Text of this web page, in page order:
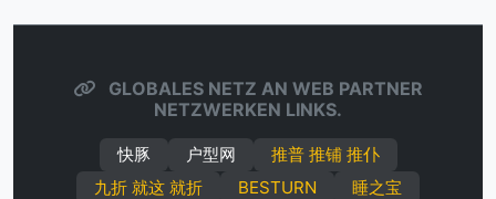
GLOBALES NETZ AN WEB PARTNER
NETZWERKEN LINKS.
快豚 户型网
推普 推铺 推仆
九折 就这 就折
BESTURN 睡之宝